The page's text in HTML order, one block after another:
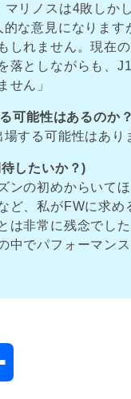
リノスは4敗しか
な意見になります
しれません。現在
落としながらも、
せん」
可能性はあるのか
する可能性はあり
したいか？)
ンの初めからいて
ど、私がFWに求め
は非常に残念でし
中でパフォーマン